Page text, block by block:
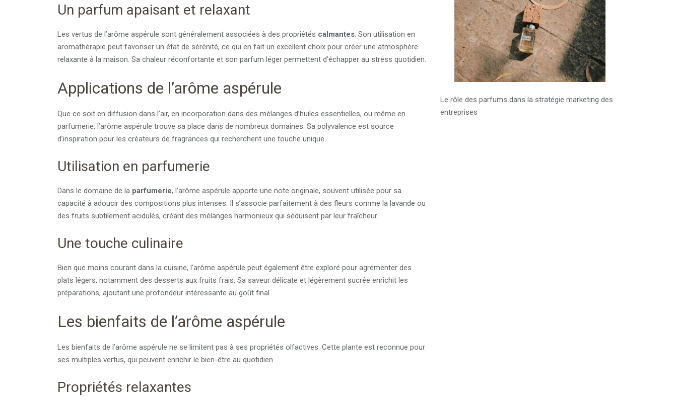
Un parfum apaisant et relaxant
Les vertus de l’arôme aspérule sont généralement associées à des propriétés calmantes. Son utilisation en
aromathérapie peut favoriser un état de sérénité, ce qui en fait un excellent choix pour créer une atmosphère
relaxante à la maison. Sa chaleur réconfortante et son parfum léger permettent d’échapper au stress quotidien.
Applications de l’arôme aspérule
Que ce soit en diffusion dans l’air, en incorporation dans des mélanges d’huiles essentielles, ou même en
parfumerie, l’arôme aspérule trouve sa place dans de nombreux domaines. Sa polyvalence est source
d’inspiration pour les créateurs de fragrances qui recherchent une touche unique.
Utilisation en parfumerie
Dans le domaine de la parfumerie, l’arôme aspérule apporte une note originale, souvent utilisée pour sa
capacité à adoucir des compositions plus intenses. Il s’associe parfaitement à des fleurs comme la lavande ou
des fruits subtilement acidulés, créant des mélanges harmonieux qui séduisent par leur fraîcheur.
Une touche culinaire
Bien que moins courant dans la cuisine, l’arôme aspérule peut également être exploré pour agrémenter des
plats légers, notamment des desserts aux fruits frais. Sa saveur délicate et légèrement sucrée enrichit les
préparations, ajoutant une profondeur intéressante au goût final.
Les bienfaits de l’arôme aspérule
Les bienfaits de l’arôme aspérule ne se limitent pas à ses propriétés olfactives. Cette plante est reconnue pour
ses multiples vertus, qui peuvent enrichir le bien-être au quotidien.
Propriétés relaxantes
Le rôle des parfums dans la stratégie marketing des
entreprises